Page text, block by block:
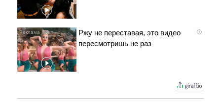
i
Ржу не переставая, это видео
пересмотришь не раз